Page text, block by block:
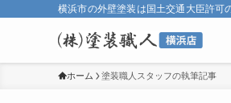
横浜市の外壁塗装は国土交通大臣許可
ホーム 塗装職人スタッフの執筆記事